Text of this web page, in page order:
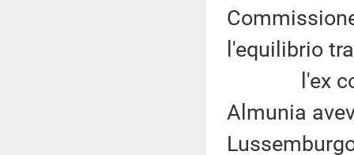
l'equilibrio
l'ex
Almunia